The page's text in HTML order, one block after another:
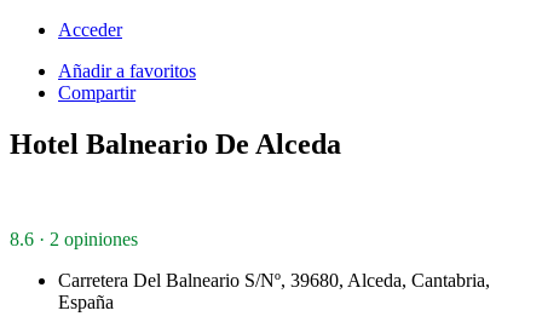
Acceder
Añadir a favoritos
Compartir
Hotel Balneario De Alceda
8.6 · 2 opiniones
Carretera Del Balneario S/Nº, 39680, Alceda, Cantabria,
España